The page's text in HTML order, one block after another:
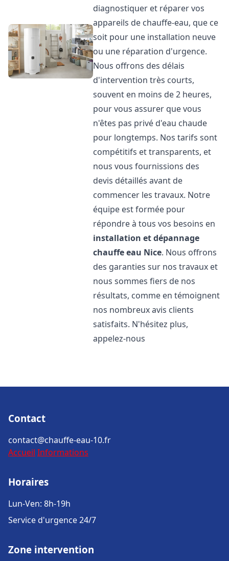
diagnostiquer et réparer vos
appareils de chauffe-eau, que ce
soit pour une installation neuve
ou une réparation d'urgence.
Nous offrons des délais
d'intervention très courts,
souvent en moins de 2 heures,
pour vous assurer que vous
n'êtes pas privé d'eau chaude
pour longtemps. Nos tarifs sont
compétitifs et transparents, et
nous vous fournissions des
devis détaillés avant de
commencer les travaux. Notre
équipe est formée pour
répondre à tous vos besoins en
installation et dépannage
chauffe eau Nice. Nous offrons
des garanties sur nos travaux et
nous sommes fiers de nos
résultats, comme en témoignent
nos nombreux avis clients
satisfaits. N'hésitez plus,
appelez-nous
Contact
contact@chauffe-eau-10.fr
Accueil Informations
Horaires
Lun-Ven: 8h-19h
Service d'urgence 24/7
Zone intervention